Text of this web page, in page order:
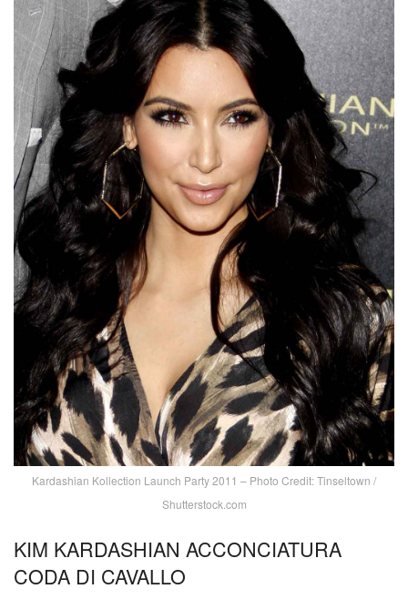
Kardashian Kollection Launch Party 2011 – Photo Credit: Tinseltown /
Shutterstock.com
KIM KARDASHIAN ACCONCIATURA
CODA DI CAVALLO